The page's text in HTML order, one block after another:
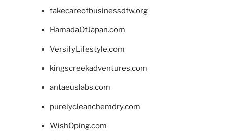
takecareofbusinessdfw.org
HamadaOfJapan.com
VersifyLifestyle.com
kingscreekadventures.com
antaeuslabs.com
purelycleanchemdry.com
WishOping.com